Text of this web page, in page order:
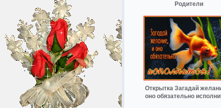
Родители
Открытка Загадай
оно обязательно